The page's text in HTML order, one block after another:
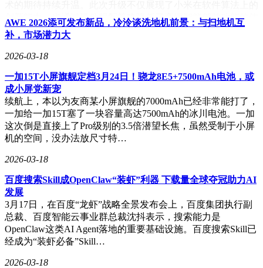
创新能力，也通过硬件标配策略降低了高端智能驾驶功能的体
验门槛，为智能电动车行业树立了新的标杆。
AWE 2026添可发布新品，冷泠谈洗地机前景：与扫地机互
补，市场潜力大
2026-03-18
一加15T小屏旗舰定档3月24日！骁龙8E5+7500mAh电池，或
成小屏党新宠
续航上，本以为友商某小屏旗舰的7000mAh已经非常能打了，
一加给一加15T塞了一块容量高达7500mAh的冰川电池。一加
这次倒是直接上了Pro级别的3.5倍潜望长焦，虽然受制于小屏
机的空间，没办法放尺寸特…
2026-03-18
百度搜索Skill成OpenClaw“装虾”利器 下载量全球夺冠助力AI
发展
3月17日，在百度“龙虾”战略全景发布会上，百度集团执行副
总裁、百度智能云事业群总裁沈抖表示，搜索能力是
OpenClaw这类AI Agent落地的重要基础设施。百度搜索Skill已
经成为“装虾必备”Skill…
2026-03-18